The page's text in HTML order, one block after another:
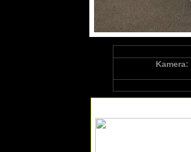
Kamera: